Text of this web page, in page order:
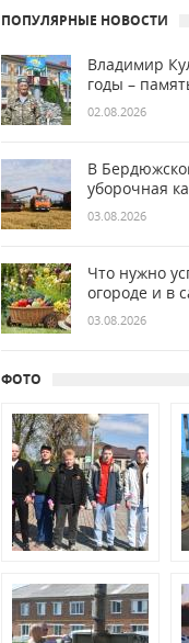
ПОПУЛЯРНЫЕ НОВОСТИ
Владимир
годы –
02.08.2026
В
уборочная
03.08.2026
Что нужно
огороде и в
03.08.2026
ФОТО